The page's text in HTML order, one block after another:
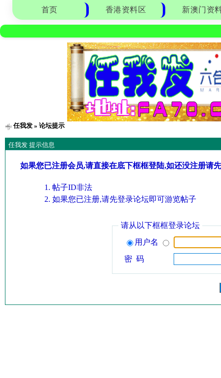
首页 香港资料区 新澳门资
任我发» 论坛提示
任我发 提示信息
如果您已注册会员,请直接在底下框框登陆,如还没注册请
帖子ID非法
如果您已注册,请先登录论坛即可游览帖子
请从以下框框登录论坛
用户名
密 码